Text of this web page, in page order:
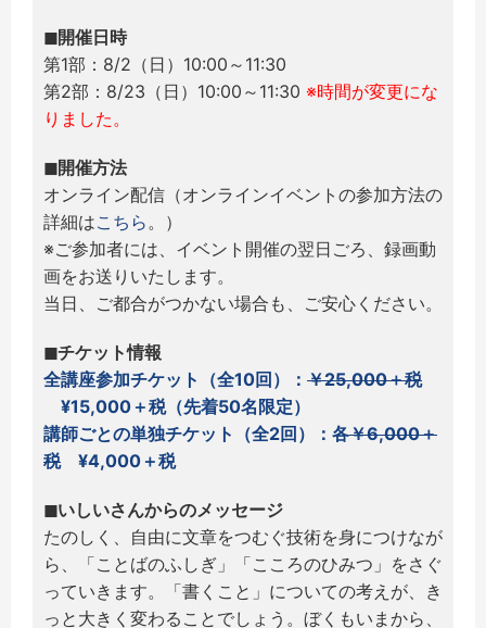
◼︎開催日時
第1部：8/2（日）10:00～11:30
第2部：8/23（日）10:00～11:30 ※時間が変更にな
りました。
◼︎開催方法
オンライン配信（オンラインイベントの参加方法の
詳細はこちら 。）
※ご参加者には、イベント開催の翌日ごろ、録画動
画をお送りいたします。
当日、ご都合がつかない場合も、ご安心ください。
◼︎チケット情報
全講座参加チケット（全10回）： ￥25,000＋税
¥15,000＋税（先着50名限定）
講師ごとの単独チケット（全2回）：各￥6,000＋
税¥4,000＋税
◼︎いしいさんからのメッセージ
たのしく、自由に文章をつむぐ技術を身につけなが
ら、「ことばのふしぎ」「こころのひみつ」をさぐ
っていきます。「書くこと」についての考えが、き
っと大きく変わることでしょう。ぼくもいまから、